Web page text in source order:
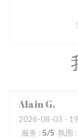
AlainG
2026-08-03 -
服务 : 5/5 氛围 :